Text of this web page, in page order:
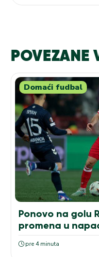
POVEZANE
Domaći fudbal
Ponovo na golu
promena u
pre 4 minuta